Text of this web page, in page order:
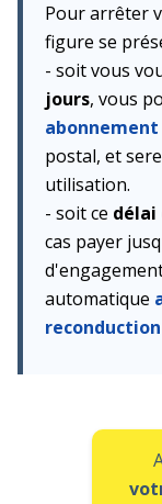
Pour arrêter
figure se
- soit vous
jours, vous
abonnement
postal, et
utilisation.
- soit ce délai
cas payer
automatique